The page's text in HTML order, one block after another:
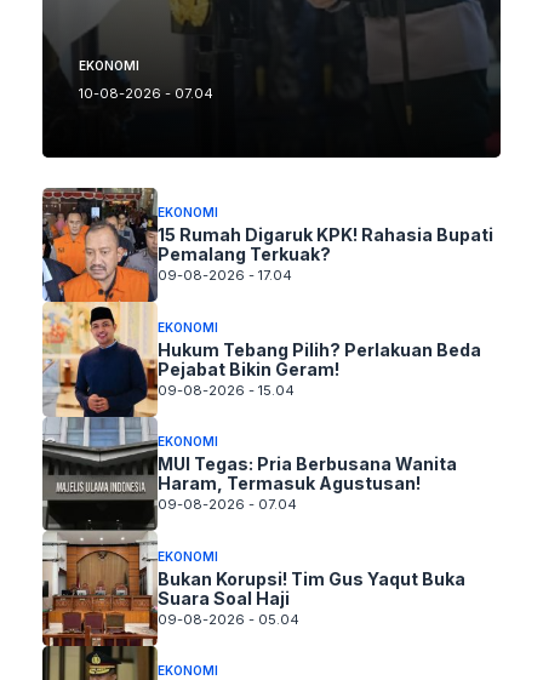
EKONOMI
10-08-2026 - 07.04
EKONOMI
15 Rumah Digaruk KPK! Rahasia Bupati
Pemalang Terkuak?
09-08-2026 - 17.04
EKONOMI
Hukum Tebang Pilih? Perlakuan Beda
Pejabat Bikin Geram!
09-08-2026 - 15.04
EKONOMI
MUI Tegas: Pria Berbusana Wanita
Haram, Termasuk Agustusan!
09-08-2026 - 07.04
EKONOMI
Bukan Korupsi! Tim Gus Yaqut Buka
Suara Soal Haji
09-08-2026 - 05.04
EKONOMI